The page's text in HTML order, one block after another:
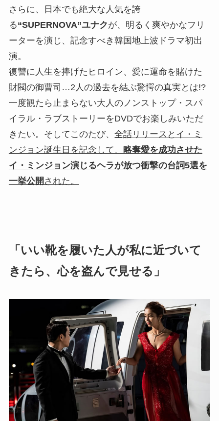
さらに、日本でも絶大な人気を誇
る“SUPERNOVA”ユナクが、明るく爽やかなフリ
ーターを演じ、記念すべき韓国地上波ドラマ初出
演。
復讐に人生を捧げたヒロイン、愛に運命を賭けた
財閥の御曹司…2人の過去を結ぶ驚愕の真実とは!?
一度観たら止まらない大人のノンストップ・スパ
イラル・ラブストーリーをDVDでお楽しみいただ
きたい。そしてこのたび、 全話リリースとイ・ミ
ンジョン誕生日を記念して、
略奪愛を成功させた
イ・ミンジョン演じるヘラが放つ衝撃の台詞5選を
一挙公開 された。
「いい靴を履いた人が私に近づいて
きたら、心を盗んで見せる」